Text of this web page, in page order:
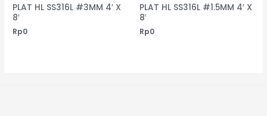
PLAT HL SS316L #3MM 4′ X
8′
Rp0
PLAT HL SS316L #1.5MM 4′ X
8′
Rp0